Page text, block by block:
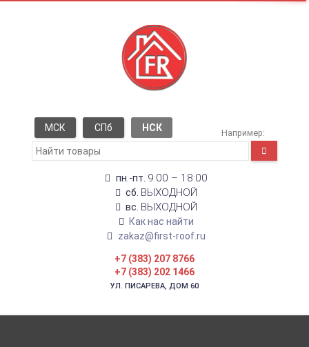
МСК СПб НСК Например:
пн.-пт. 9:00 – 18:00
сб. ВЫХОДНОЙ
вс. ВЫХОДНОЙ
Как нас найти
zakaz@first-roof.ru
+7 (383) 207 8766
+7 (383) 202 1466
УЛ. ПИСАРЕВА, ДОМ 60